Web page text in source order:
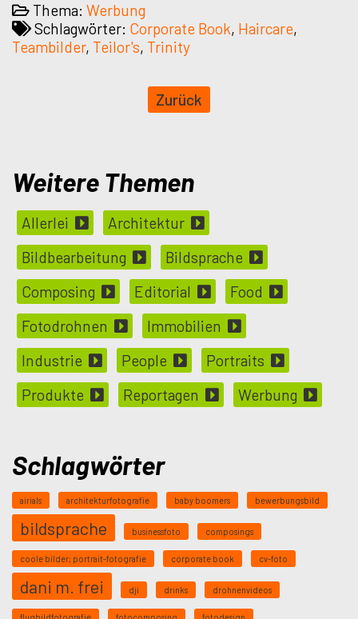
Thema: Werbung
Schlagwörter: Corporate Book, Haircare,
Teambilder, Teilor's, Trinity
Weitere Themen
Allerlei
Architektur
Bildbearbeitung
Bildsprache
Composing
Editorial
Food
Fotodrohnen
Immobilien
Industrie
People
Portraits
Produkte
Reportagen Werbung
Schlagwörter
airials architekturfotografie baby boomers bewerbungsbild
bildsprache businessfoto composings
coole bilder; portrait-fotografie corporate book cv-foto
dani m. frei dji drinks drohnenvideos